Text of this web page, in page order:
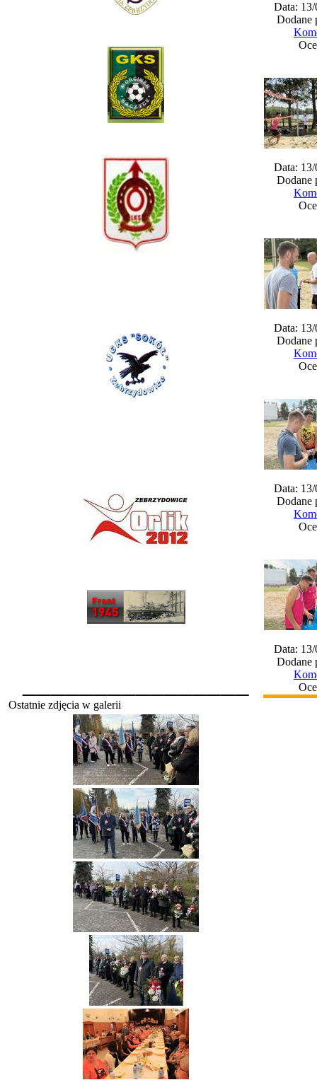
Ostatnie zdjęcia w galerii
Data:
Dodane
Data:
Dodane
Data:
Dodane
Data:
Dodane
Data:
Dodane